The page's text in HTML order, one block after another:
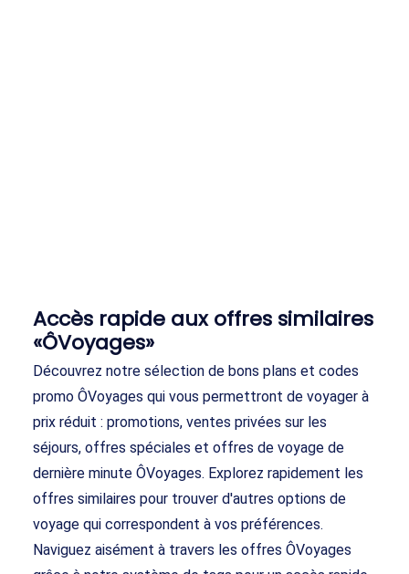
Accès rapide aux offres similaires
«ÔVoyages»
Découvrez notre sélection de bons plans et codes
promo ÔVoyages qui vous permettront de voyager à
prix réduit : promotions, ventes privées sur les
séjours, offres spéciales et offres de voyage de
dernière minute ÔVoyages. Explorez rapidement les
offres similaires pour trouver d'autres options de
voyage qui correspondent à vos préférences.
Naviguez aisément à travers les offres ÔVoyages